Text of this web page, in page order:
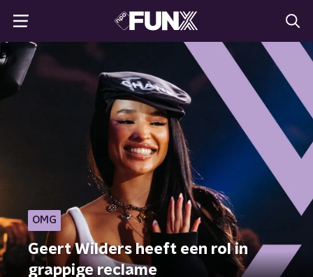
OMG
Geert Wilders heeft een rol in
grappige reclame